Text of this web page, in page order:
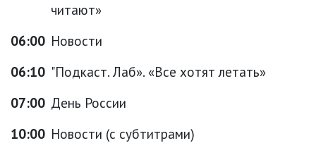
читают»
06:00 Новости
06:10 "Подкаст. Лаб». «Все хотят летать»
07:00 День России
10:00 Новости (с субтитрами)